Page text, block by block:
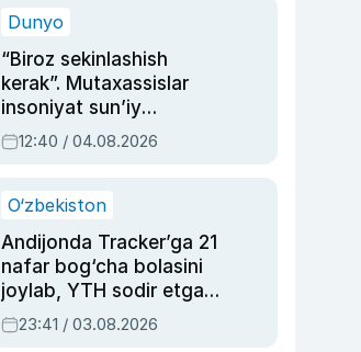
Dunyo
“Biroz sekinlashish
kerak”. Mutaxassislar
insoniyat sun’iy
intellektni boshqara
olmay qolishidan xavotir
12:40 / 04.08.2026
O‘zbekiston
Andijonda Tracker’ga 21
nafar bog‘cha bolasini
joylab, YTH sodir etgan
ayolga sud hukmi o‘qildi
23:41 / 03.08.2026